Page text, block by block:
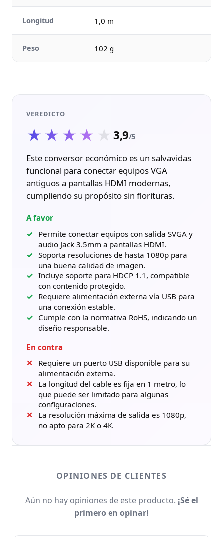
Longitud 1,0 m
Peso 102 g
VEREDICTO
★★★★★
★★★★★3,9/5
Este conversor económico es un salvavidas
funcional para conectar equipos VGA
antiguos a pantallas HDMI modernas,
cumpliendo su propósito sin florituras.
A favor
Permite conectar equipos con salida SVGA y
audio Jack 3.5mm a pantallas HDMI.
Soporta resoluciones de hasta 1080p para
una buena calidad de imagen.
Incluye soporte para HDCP 1.1, compatible
con contenido protegido.
Requiere alimentación externa vía USB para
una conexión estable.
Cumple con la normativa RoHS, indicando un
diseño responsable.
En contra
Requiere un puerto USB disponible para su
alimentación externa.
La longitud del cable es fija en 1 metro, lo
que puede ser limitado para algunas
configuraciones.
La resolución máxima de salida es 1080p,
no apto para 2K o 4K.
OPINIONES DE CLIENTES
Aún no hay opiniones de este producto. ¡Sé el
primero en opinar!